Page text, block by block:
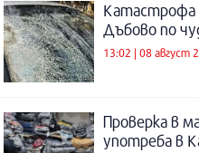
Катастрофа
Дъбово по
13:02 | 08 август
Проверка в
употреба в